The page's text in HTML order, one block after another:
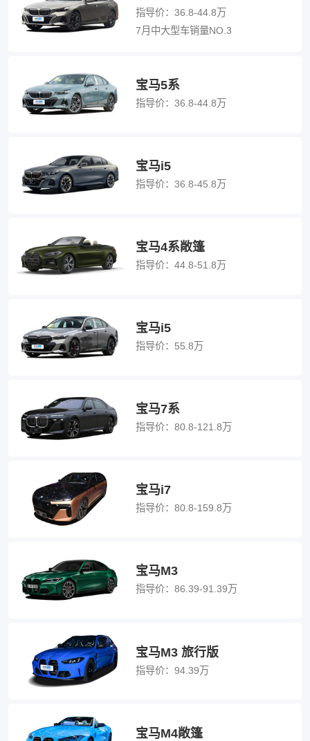
指导价： 36.8-44.8万
7月中大型车销量NO.3
宝马5系
指导价： 36.8-44.8万
宝马i5
指导价： 36.8-45.8万
宝马4系敞篷
指导价： 44.8-51.8万
宝马i5
指导价： 55.8万
宝马7系
指导价： 80.8-121.8万
宝马i7
指导价： 80.8-159.8万
宝马M3
指导价： 86.39-91.39万
宝马M3 旅行版
指导价： 94.39万
宝马M4敞篷